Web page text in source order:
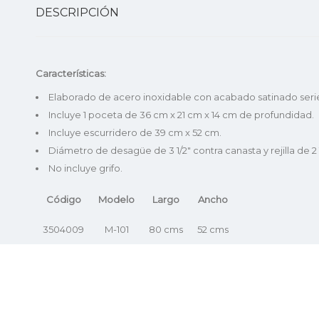
DESCRIPCIÓN
Características:
Elaborado de acero inoxidable con acabado satinado
Incluye 1 poceta de 36 cm x 21 cm x 14 cm de profundidad.
Incluye escurridero de 39 cm x 52 cm.
Diámetro de desagüe de 3 1/2″ contra canasta y rejilla de 2
No incluye grifo.
Código Modelo Largo Ancho
3504009 M-101 80 cms 52 cms